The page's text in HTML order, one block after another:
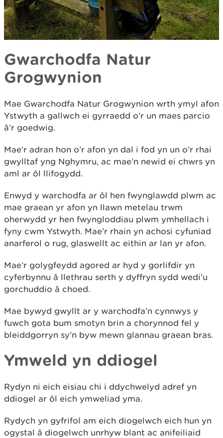
Gwarchodfa Natur
Grogwynion
Mae Gwarchodfa Natur Grogwynion wrth ymyl afon
Ystwyth a gallwch ei gyrraedd o’r un maes parcio
â’r goedwig.
Mae’r adran hon o’r afon yn dal i fod yn un o’r rhai
gwylltaf yng Nghymru, ac mae’n newid ei chwrs yn
aml ar ôl llifogydd.
Enwyd y warchodfa ar ôl hen fwynglawdd plwm ac
mae graean yr afon yn llawn metelau trwm
oherwydd yr hen fwyngloddiau plwm ymhellach i
fyny cwm Ystwyth. Mae’r rhain yn achosi cyfuniad
anarferol o rug, glaswellt ac eithin ar lan yr afon.
Mae’r golygfeydd agored ar hyd y gorlifdir yn
cyferbynnu â llethrau serth y dyffryn sydd wedi’u
gorchuddio â choed.
Mae bywyd gwyllt ar y warchodfa’n cynnwys y
fuwch gota bum smotyn brin a chorynnod fel y
bleiddgorryn sy’n byw mewn glannau graean bras.
Ymweld yn ddiogel
Rydyn ni eich eisiau chi i ddychwelyd adref yn
ddiogel ar ôl eich ymweliad yma.
Rydych yn gyfrifol am eich diogelwch eich hun yn
ogystal â diogelwch unrhyw blant ac anifeiliaid